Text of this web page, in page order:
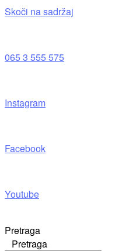
Skoči na sadržaj
065 3 555 575
Instagram
Facebook
Youtube
Pretraga
Pretraga